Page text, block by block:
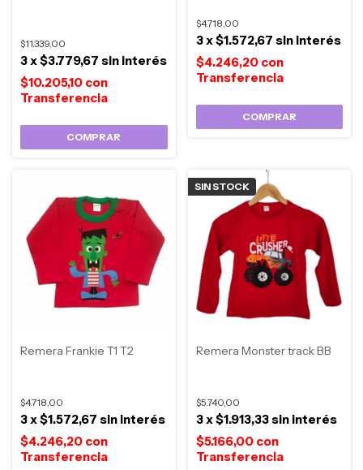
$11.339,00
$10.205,10 con
3 x$3.779,67 sin interés
COMPRAR
$4.718,00
$4.246,20 con
3x$1.572,67 sin interés
COMPRAR
Remera Frankie T1 T2
$4.718,00
$4.246,20 con
3x$1.572,67 sin interés
SIN STOCK
Remera Monster track BB
$5.740,00
$5.166,00 con
3x$1.913,33sin interés